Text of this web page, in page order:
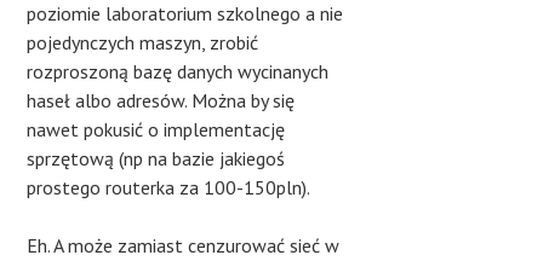
poziomie laboratorium szkolnego a nie
pojedynczych maszyn, zrobić
rozproszoną bazę danych wycinanych
haseł albo adresów. Można by się
nawet pokusić o implementację
sprzętową (np na bazie jakiegoś
prostego routerka za 100-150pln).
Eh. A może zamiast cenzurować sieć w